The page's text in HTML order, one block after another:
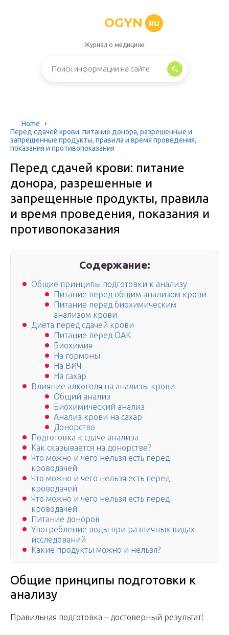
OGYN RU
Журнал о медицине
Home
Перед сдачей крови: питание донора, разрешенные и
запрещенные продукты, правила и время проведения,
показания и противопоказания
Перед сдачей крови: питание
донора, разрешенные и
запрещенные продукты, правила
и время проведения, показания и
противопоказания
Содержание:
Общие принципы подготовки к анализу
Питание перед общим анализом крови
Питание перед биохимическим
анализом крови
Диета перед сдачей крови
Питание перед ОАК
Биохимия
На гормоны
На ВИЧ
На сахар
Влияние алкоголя на анализы крови
Общий анализ
Биохимический анализ
Анализ крови на сахар
Донорство
Подготовка к сдаче анализа
Как сказывается на донорстве?
Что можно и чего нельзя есть перед
кроводачей
Что можно и чего нельзя есть перед
кроводачей
Что можно и чего нельзя есть перед
кроводачей
Питание доноров
Употребление воды при различных видах
исследований
Какие продукты можно и нельзя?
Общие принципы подготовки к
анализу
Правильная подготовка – достоверный результат!